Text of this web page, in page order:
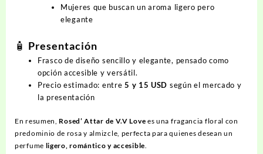
Mujeres que buscan un aroma ligero pero
elegante
🧴 Presentación
Frasco de diseño sencillo y elegante, pensado como
opción accesible y versátil.
Precio estimado: entre5 y 15 USD según el mercado y
la presentación
En resumen, Rosed’ Attar de V.V Love es una fragancia floral con
predominio de rosa y almizcle, perfecta para quienes desean un
perfume ligero, romántico y accesible.